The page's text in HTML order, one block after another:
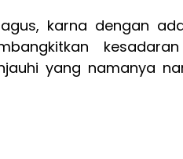
karna dengan
yang namanya